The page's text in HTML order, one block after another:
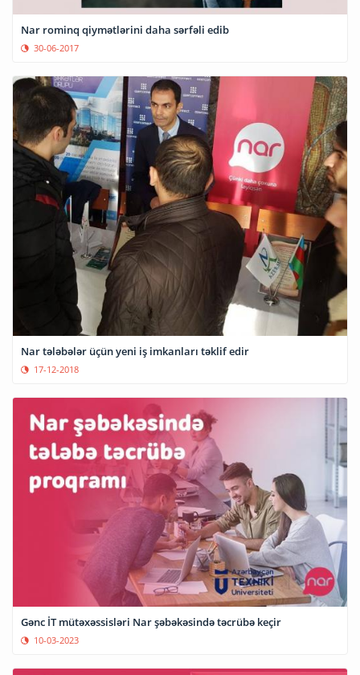
Nar rominq qiymətlərini daha sərfəli edib
30-06-2017
Nar tələbələr üçün yeni iş imkanları təklif edir
17-12-2018
Gənc İT mütəxəssisləri Nar şəbəkəsində təcrübə keçir
10-03-2023